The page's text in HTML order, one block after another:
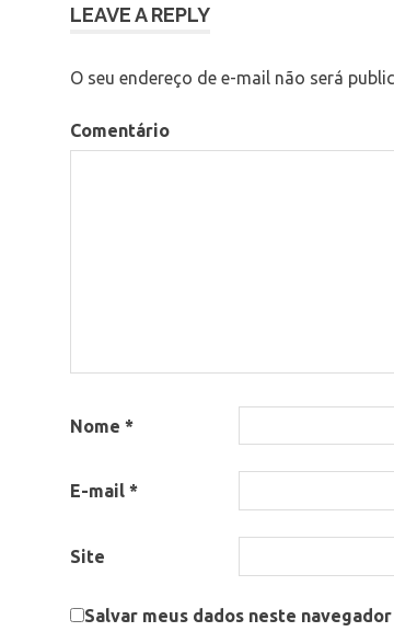
LEAVE A REPLY
O seu endereço de e-mail não será
Comentário
Nome *
E-mail *
Site
Salvar meus dados neste